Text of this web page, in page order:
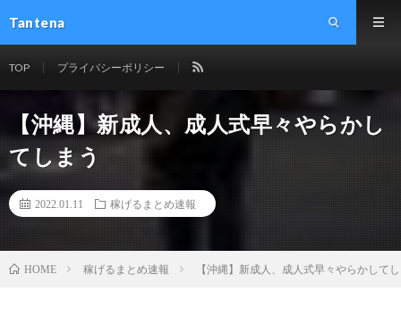
Tantena
TOP プライバシーポリシー
【沖縄】新成人、成人式早々やらかし
てしまう
2022.01.11 稼げるまとめ速報
HOME 稼げるまとめ速報 【沖縄】新成人、成人式早々やらかして